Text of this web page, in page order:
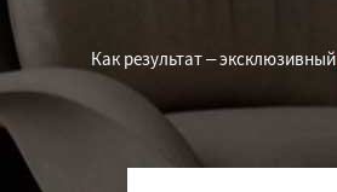
Как результат – эксклюзивный